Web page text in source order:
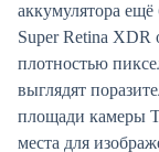
аккумулятора
Super Retina XDR
плотностью
выглядят
площади камеры
места для